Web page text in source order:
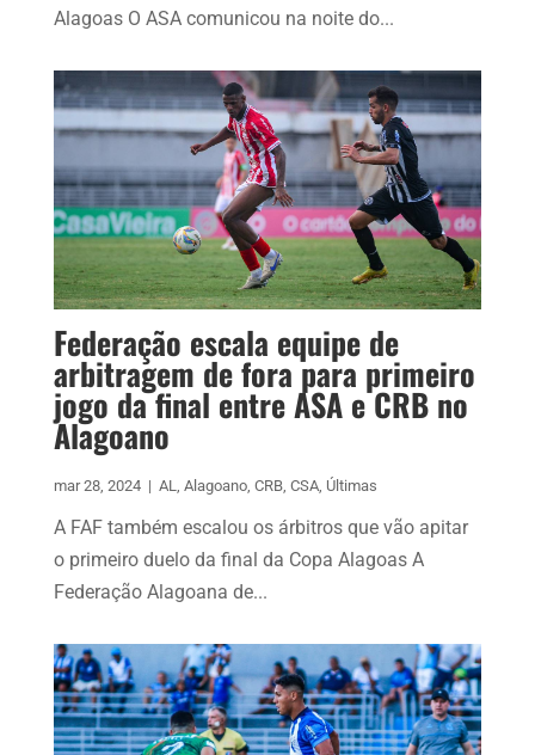
Alagoas O ASA comunicou na noite do...
Federação escala equipe de
arbitragem de fora para primeiro
jogo da final entre ASA e CRB no
Alagoano
mar 28, 2024 | AL, Alagoano, CRB, CSA, Últimas
A FAF também escalou os árbitros que vão apitar
o primeiro duelo da final da Copa Alagoas A
Federação Alagoana de...